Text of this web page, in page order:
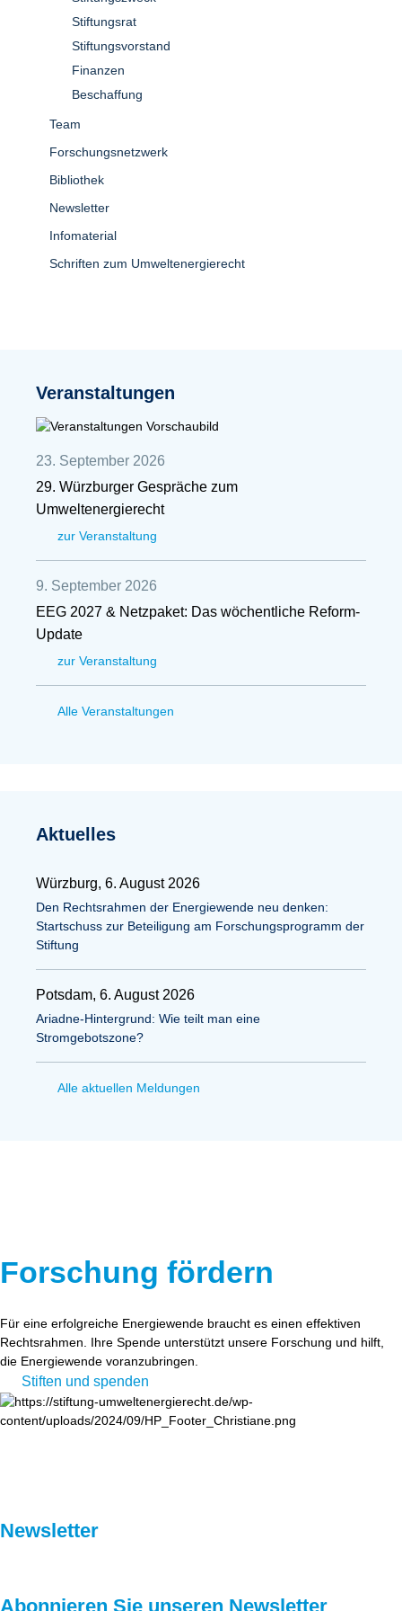
Stiftungsrat
Stiftungsvorstand
Finanzen
Beschaffung
Team
Forschungsnetzwerk
Bibliothek
Newsletter
Infomaterial
Schriften zum Umweltenergierecht
Veranstaltungen
23. September 2026
29. Würzburger Gespräche zum
Umweltenergierecht
zur Veranstaltung
9. September 2026
EEG 2027 & Netzpaket: Das wöchentliche Reform-
Update
zur Veranstaltung
Alle Veranstaltungen
Aktuelles
Würzburg, 6. August 2026
Den Rechtsrahmen der Energiewende neu denken:
Startschuss zur Beteiligung am Forschungsprogramm der
Stiftung
Potsdam, 6. August 2026
Ariadne-Hintergrund: Wie teilt man eine
Stromgebotszone?
Alle aktuellen Meldungen
Forschung fördern
Für eine erfolgreiche Energiewende braucht es einen effektiven
Rechtsrahmen. Ihre Spende unterstützt unsere Forschung und hilft,
die Energiewende voranzubringen.
Stiften und spenden
Newsletter
Abonnieren Sie unseren Newsletter